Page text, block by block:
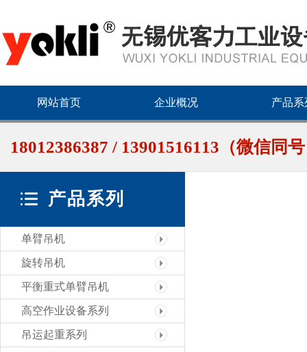
网站首页 企业概况 产品系
18012386387 / 13901516113（微信同
产品系列
单臂吊机
旋转吊机
平衡重式单臂吊机
高空作业设备系列
吊运起重系列